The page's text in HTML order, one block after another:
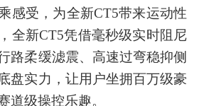
感受，为全新CT5带来运动性
全新CT5凭借毫秒级实时阻尼
路柔缓滤震、高速过弯稳抑侧
盘实力，让用户坐拥百万级豪
道级操控乐趣。